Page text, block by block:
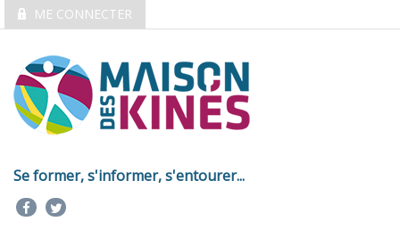
ME CONNECTER
Se former, s'informer, s'entourer...